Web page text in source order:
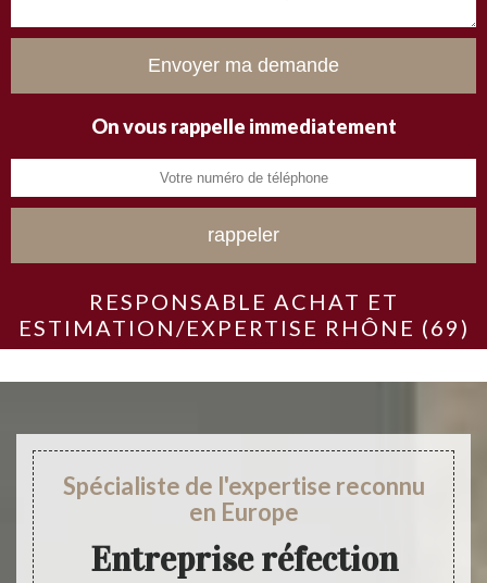
On vous rappelle immediatement
RESPONSABLE ACHAT ET
ESTIMATION/EXPERTISE RHÔNE (69)
Spécialiste de l'expertise reconnu
en Europe
Entreprise réfection